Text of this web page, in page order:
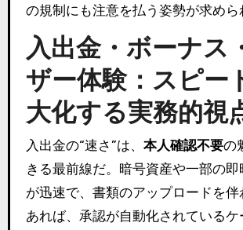
の規制にも注意を払う姿勢が求めら
入出金・ボーナス
ザー体験：スピー
大化する実務的視
入出金の“速さ”は、 本人確認不要の
きる最前線だ。暗号資産や一部の
が迅速で、書類のアップロードを
あれば、承認が自動化されているケ